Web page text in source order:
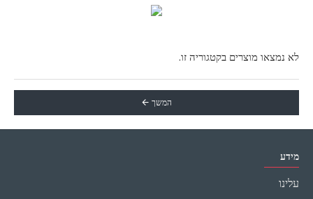
לא נמצאו מוצרים בקטגוריה זו.
המשך
מידע
עלינו